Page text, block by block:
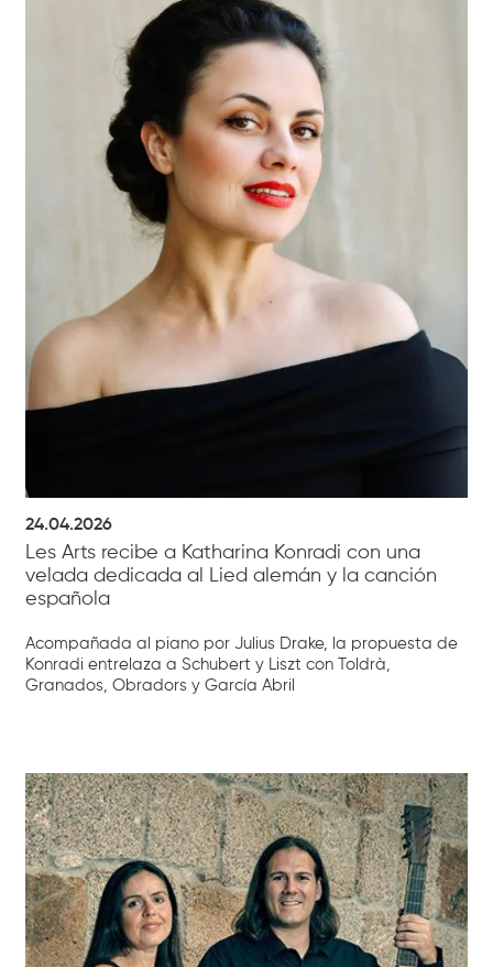
24.04.2026
Les Arts recibe a Katharina Konradi con una
velada dedicada al Lied alemán y la canción
española
Acompañada al piano por Julius Drake, la propuesta de
Konradi entrelaza a Schubert y Liszt con Toldrà,
Granados, Obradors y García Abril